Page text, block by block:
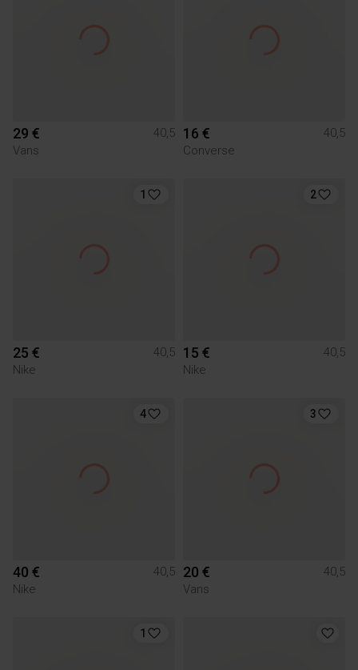
29 €
40,5
Vans
16 €
40,5
Converse
1
25 €
40,5
Nike
2
15 €
40,5
Nike
4
40 €
40,5
Nike
3
20 €
40,5
Vans
1